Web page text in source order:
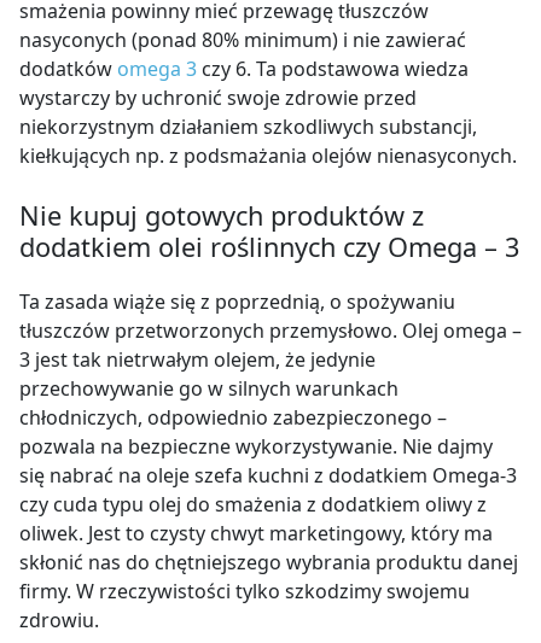
smażenia powinny mieć przewagę tłuszczów
nasyconych (ponad 80% minimum) i nie zawierać
dodatków omega 3 czy 6. Ta podstawowa wiedza
wystarczy by uchronić swoje zdrowie przed
niekorzystnym działaniem szkodliwych substancji,
kiełkujących np. z podsmażania olejów nienasyconych.
Nie kupuj gotowych produktów z
dodatkiem olei roślinnych czy Omega – 3
Ta zasada wiąże się z poprzednią, o spożywaniu
tłuszczów przetworzonych przemysłowo. Olej omega –
3 jest tak nietrwałym olejem, że jedynie
przechowywanie go w silnych warunkach
chłodniczych, odpowiednio zabezpieczonego –
pozwala na bezpieczne wykorzystywanie. Nie dajmy
się nabrać na oleje szefa kuchni z dodatkiem Omega-3
czy cuda typu olej do smażenia z dodatkiem oliwy z
oliwek. Jest to czysty chwyt marketingowy, który ma
skłonić nas do chętniejszego wybrania produktu danej
firmy. W rzeczywistości tylko szkodzimy swojemu
zdrowiu.